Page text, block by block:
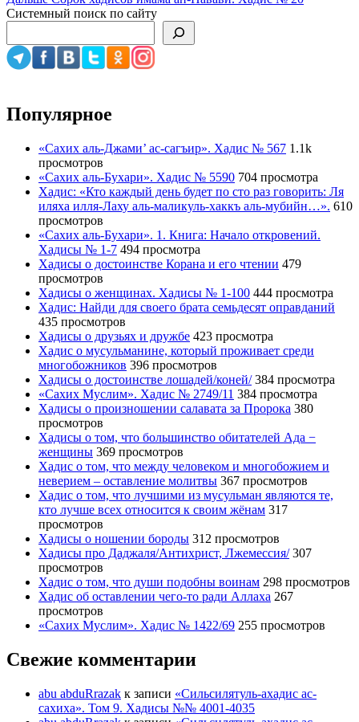
записям
Системный поиск по сайту
Популярное
«Сахих аль-Джами’ ас-сагъир». Хадис № 567 1.1k
просмотров
«Сахих аль-Бухари». Хадис № 5590 704 просмотра
Хадис: «Кто каждый день будет по сто раз говорить: Ля
иляха илля-Лаху аль-маликуль-хаккъ аль-мубийн…». 610
просмотров
«Сахих аль-Бухари». 1. Книга: Начало откровений.
Хадисы № 1-7 494 просмотра
Хадисы о достоинстве Корана и его чтении 479
просмотров
Хадисы о женщинах. Хадисы № 1-100 444 просмотра
Хадис: Найди для своего брата семьдесят оправданий
435 просмотров
Хадисы о друзьях и дружбе 423 просмотра
Хадис о мусульманине, который проживает среди
многобожников 396 просмотров
Хадисы о достоинстве лошадей/коней/ 384 просмотра
«Сахих Муслим». Хадис № 2749/11 384 просмотра
Хадисы о произношении салавата за Пророка 380
просмотров
Хадисы о том, что большинство обитателей Ада −
женщины 369 просмотров
Хадис о том, что между человеком и многобожием и
неверием – оставление молитвы 367 просмотров
Хадис о том, что лучшими из мусульман являются те,
кто лучше всех относится к своим жёнам 317
просмотров
Хадисы о ношении бороды 312 просмотров
Хадисы про Даджаля/Антихрист, Лжемессия/ 307
просмотров
Хадис о том, что души подобны воинам 298 просмотров
Хадис об оставлении чего-то ради Аллаха 267
просмотров
«Сахих Муслим». Хадис № 1422/69 255 просмотров
Свежие комментарии
abu abduRrazak к записи «Сильсилятуль-ахадис ас-
сахиха». Том 9. Хадисы №№ 4001-4035